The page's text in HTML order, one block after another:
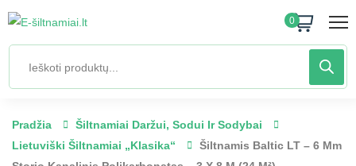
0
Pradžia
Šiltnamiai Daržui, Sodui Ir Sodybai
Lietuviški Šiltnamiai „Klasika“
Šiltnamis Baltic LT – 6 Mm